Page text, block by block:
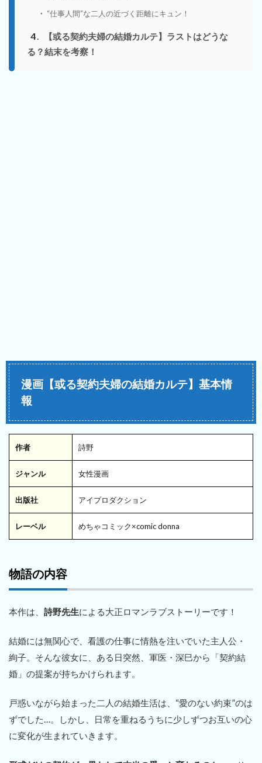
“仕事人間”な二人の近づく距離にキュン！
4
【或る契約夫婦の結婚カルテ】ラストはどうな
る？結末を考察！
漫画【或る契約夫婦の結婚カルテ】基本情
報
作者 詩野
ジャンル 女性漫画
出版社 アイプロダクション
レーベル めちゃコミック×comic donna
物語の内容
本作は、 詩野先生による大正ロマンラブストーリーです！
結婚には無関心で、看護の仕事に情熱を注いでいた主人公・
絢子。そんな彼女に、ある日突然、軍医・深巳から「契約結
婚」の提案が持ちかけられます。
戸惑いながら始まった二人の結婚生活は、“愛のない約束”のは
ずでした…。しかし、日常を重ねるうちに少しずつお互いの心
に変化が生まれていきます。